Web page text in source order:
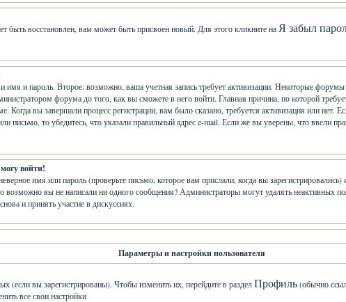
быть восстановлен, вам может быть присвоен новый. Для этого кликните на Я забыл
имя и пароль. Второе: возможно, ваша учетная запись требует активизации. Некоторые
форума до того, как вы сможете в него войти. Главная причина, по которой
Когда вы завершали процесс регистрации, вам было сказано, требуется активизация или нет.
письмо, то убедитесь, что указали правильный адрес e-mail. Если же вы уверены, что ввели
войти!
имя или пароль (проверьте письмо, которое вам прислали, когда вы
возможно вы не написали ни одного сообщения? Администраторы могут удалять неактивных
и принять участие в дискуссиях.
Параметры и настройки пользователя
(если вы зарегистрированы). Чтобы изменить их, перейдите в разделПрофиль(обычно
все свои настройки